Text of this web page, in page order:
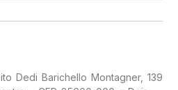
Dedi Barichello Montagner, 139